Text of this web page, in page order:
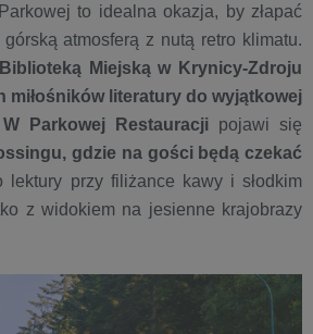
to idealna okazja, by złapać
atmosferą z nutą retro klimatu.
Miejską w Krynicy-Zdroju
miłośników literatury do wyjątkowej
W Parkowej Restauracji pojawi się
gdzie na gości będą czekać
lektury przy filiżance kawy i słodkim
z widokiem na jesienne krajobrazy